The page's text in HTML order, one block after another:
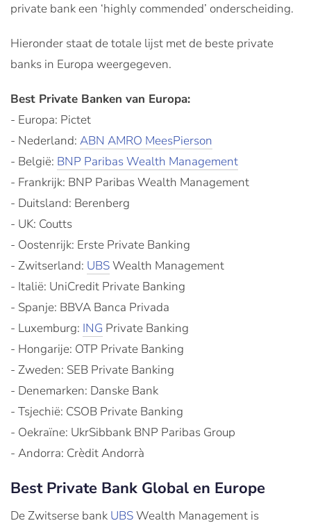
private bank een ‘highly commended’ onderscheiding.
Hieronder staat de totale lijst met de beste private
banks in Europa weergegeven.
Best Private Banken van Europa:
- Europa: Pictet
- Nederland: ABN AMRO MeesPierson
- België: BNP Paribas Wealth Management
- Frankrijk: BNP Paribas Wealth Management
- Duitsland: Berenberg
- UK: Coutts
- Oostenrijk: Erste Private Banking
- Zwitserland: UBSWealth Management
- Italië: UniCredit Private Banking
- Spanje: BBVA Banca Privada
- Luxemburg: ING Private Banking
- Hongarije: OTP Private Banking
- Zweden: SEB Private Banking
- Denemarken: Danske Bank
- Tsjechië: CSOB Private Banking
- Oekraïne: UkrSibbank BNP Paribas Group
- Andorra: Crèdit Andorrà
Best Private Bank Global en Europe
De Zwitserse bank UBSWealth Management is